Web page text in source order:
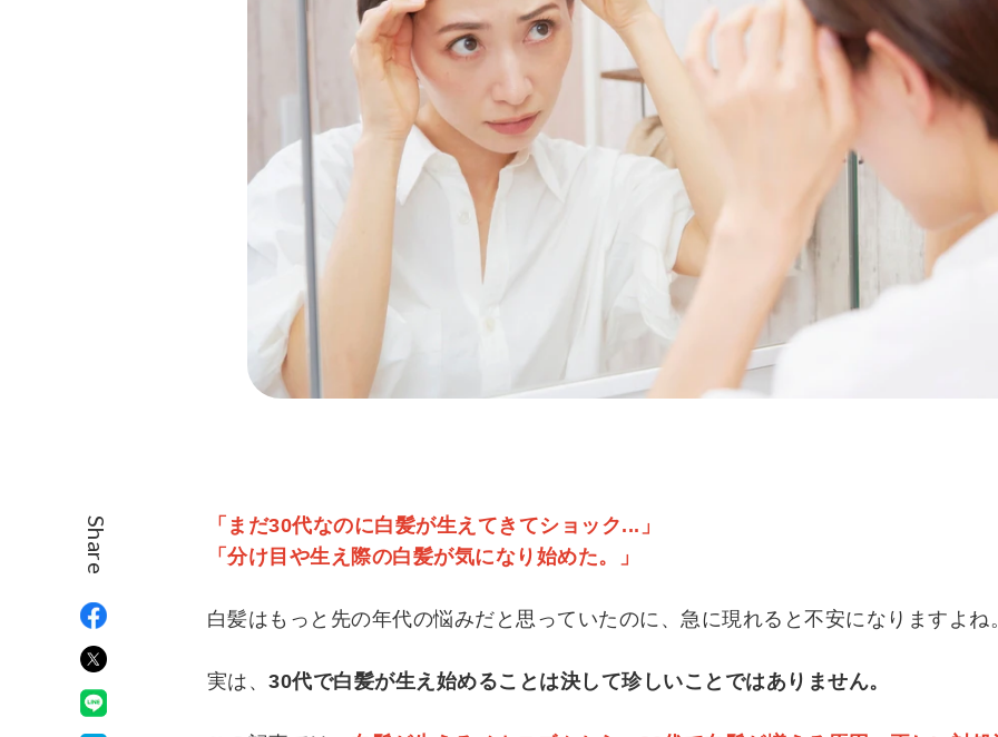
Share
「まだ30代なのに白髪が生えてきてショック...」
「分け目や生え際の白髪が気になり始めた。」
白髪はもっと先の年代の悩みだと思っていたのに、急に現れると不安になりますよね
実は、 30代で白髪が生え始めることは決して珍しいことではありません。